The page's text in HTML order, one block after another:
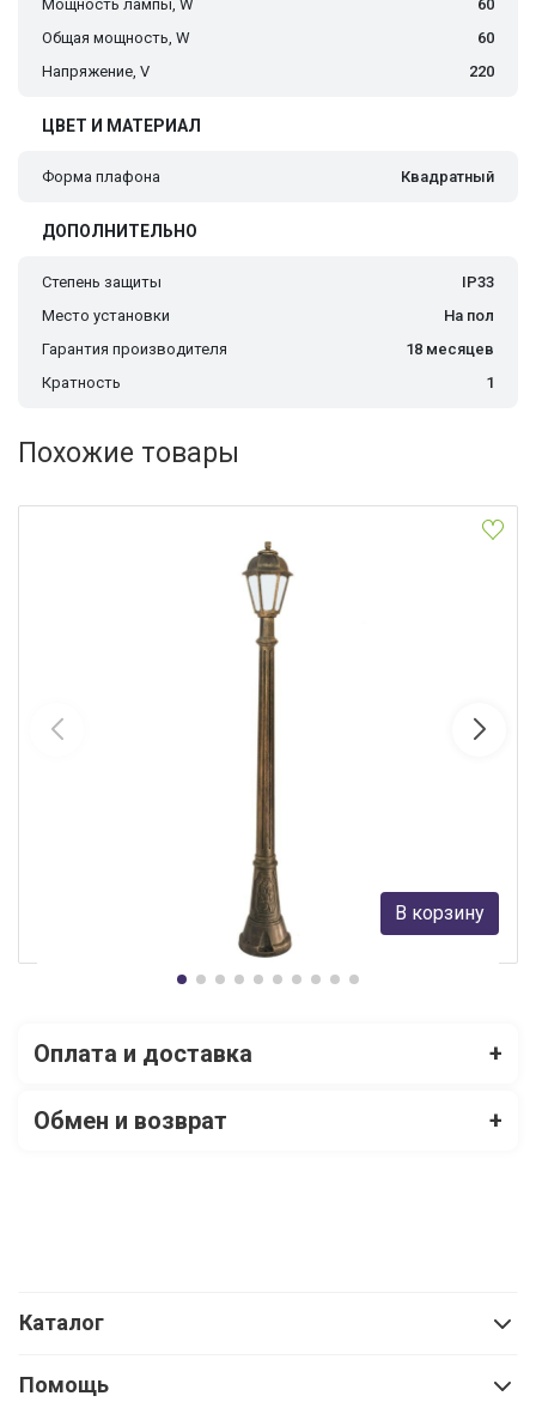
Мощность лампы, W
60
Общая мощность, W
60
Напряжение, V
220
ЦВЕТ И МАТЕРИАЛ
Форма плафона Квадратный
ДОПОЛНИТЕЛЬНО
Степень защиты
IP33
Место установки
На пол
Гарантия производителя
18 месяцев
Кратность
1
Похожие товары
Уличный фонарь Fumagalli Artu/Saba K22.158.000.BYF1R
В корзину
Оплата и доставка +
Обмен и возврат +
Каталог
Помощь